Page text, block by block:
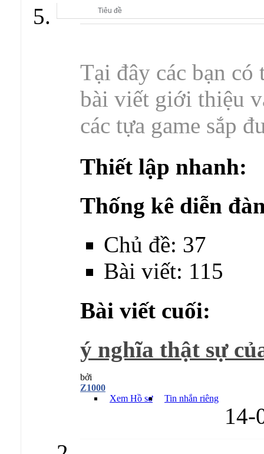
Tiêu đề
Tại đây các bạn
bài viết giới thiệu
các tựa game sắp
Thiết lập nhanh:
Thống kê diễn
Chủ đề: 37
Bài viết: 115
Bài viết cuối:
ý nghĩa thật sự
bởi
Z1000
Xem Hồ sơ
Tin nhắn riêng